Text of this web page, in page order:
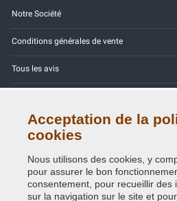
Notre Société
Conditions générales de vente
Tous les avis
Contactez-nous
Politique de confidentialité - RGPD
Acceptation de la
cookies
Nous utilisons des cookies, y
pour assurer le bon
consentement, pour recueillir des
sur la navigation sur le site et